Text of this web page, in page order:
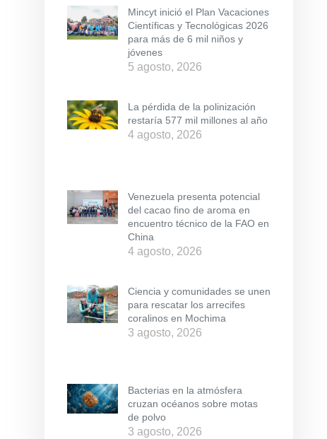
Mincyt inició el Plan Vacaciones
Científicas y Tecnológicas 2026
para más de 6 mil niños y
jóvenes
5 agosto, 2026
La pérdida de la polinización
restaría 577 mil millones al año
4 agosto, 2026
Venezuela presenta potencial
del cacao fino de aroma en
encuentro técnico de la FAO en
China
4 agosto, 2026
Ciencia y comunidades se unen
para rescatar los arrecifes
coralinos en Mochima
3 agosto, 2026
Bacterias en la atmósfera
cruzan océanos sobre motas
de polvo
3 agosto, 2026